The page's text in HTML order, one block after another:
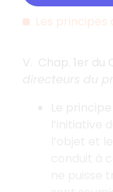
Les principes
V. Chap. 1er du